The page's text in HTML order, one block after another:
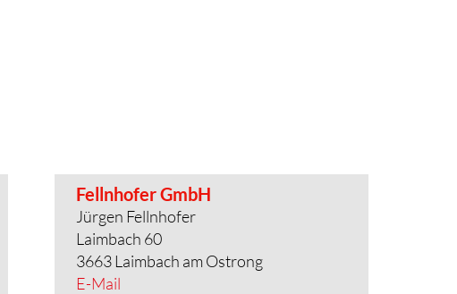
Fellnhofer GmbH
Jürgen Fellnhofer
Laimbach 60
3663 Laimbach am Ostrong
E-Mail